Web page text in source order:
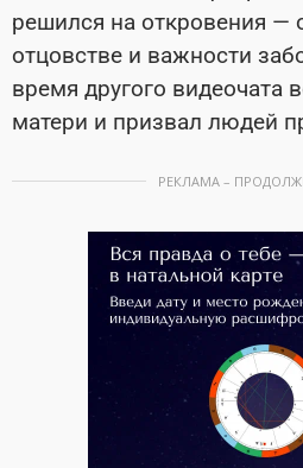
решился на откровения —
отцовстве и важности
время другого видеочата
матери и призвал людей
РЕКЛАМА –